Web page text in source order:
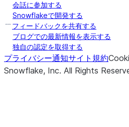
会話に参加する
Snowflakeで開発する
フィードバックを共有する
ブログでの最新情報を表示する
独自の認定を取得する
プライバシー通知サイト規約
Snowflake, Inc. All Rights